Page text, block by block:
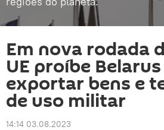
Em nova rodada
UE proíbe
exportar bens e
de uso militar
14:14 03.08.2023